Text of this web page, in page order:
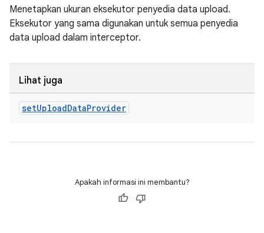
Menetapkan ukuran eksekutor penyedia data upload.
Eksekutor yang sama digunakan untuk semua penyedia
data upload dalam interceptor.
Lihat juga
setUploadDataProvider
Apakah informasi ini membantu?